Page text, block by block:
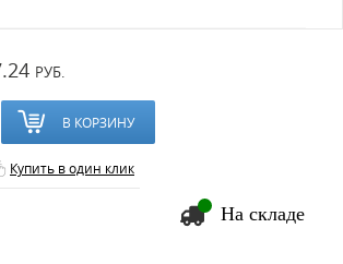
РУБ.
В КОРЗИНУ
Купить в один клик
На складе